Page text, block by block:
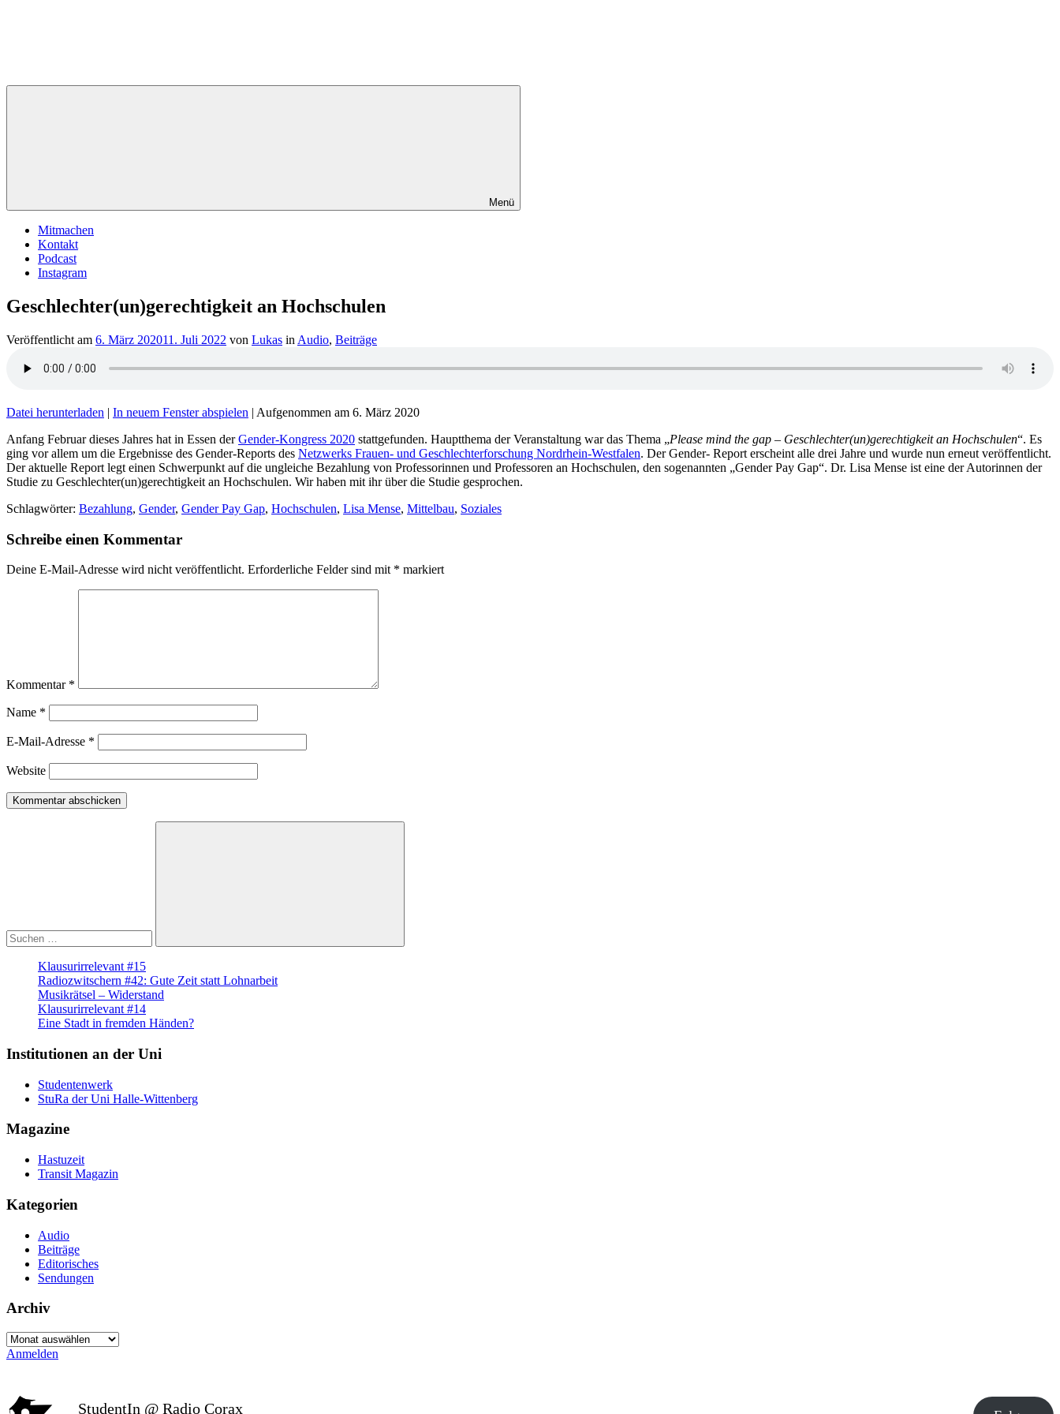
Menü
Mitmachen
Kontakt
Podcast
Instagram
Geschlechter(un)gerechtigkeit an Hochschulen
Veröffentlicht am 6. März 202011. Juli 2022 von Lukas in Audio, Beiträge
Datei herunterladen | In neuem Fenster abspielen | Aufgenommen am 6. März 2020
Anfang Februar dieses Jahres hat in Essen derGender-Kongress 2020 stattgefunden. Hauptthema der Veranstaltung war das Thema „Please mind the gap – Geschlechter(un)gerechtigkeit an Hochschulen“. Es
ging vor allem um die Ergebnisse des Gender-Reports des Netzwerks Frauen- und Geschlechterforschung Nordrhein-Westfalen. Der Gender- Report erscheint alle drei Jahre und wurde nun erneut veröffentlicht.
Der aktuelle Report legt einen Schwerpunkt auf die ungleiche Bezahlung von Professorinnen und Professoren an Hochschulen, den sogenannten „Gender Pay Gap“. Dr. Lisa Mense ist eine der Autorinnen der
Studie zu Geschlechter(un)gerechtigkeit an Hochschulen. Wir haben mit ihr über die Studie gesprochen.
Schlagwörter: Bezahlung, Gender, Gender Pay Gap, Hochschulen, Lisa Mense, Mittelbau, Soziales
Schreibe einen Kommentar
Deine E-Mail-Adresse wird nicht veröffentlicht. Erforderliche Felder sind mit * markiert
Kommentar *
Name *
E-Mail-Adresse *
Website
Suchen
Klausurirrelevant #15
Radiozwitschern #42: Gute Zeit statt Lohnarbeit
Musikrätsel – Widerstand
Klausurirrelevant #14
Eine Stadt in fremden Händen?
Institutionen an der Uni
Studentenwerk
StuRa der Uni Halle-Wittenberg
Magazine
Hastuzeit
Transit Magazin
Kategorien
Audio
Beiträge
Editorisches
Sendungen
Archiv
Archiv
Anmelden
StudentIn @ Radio Corax